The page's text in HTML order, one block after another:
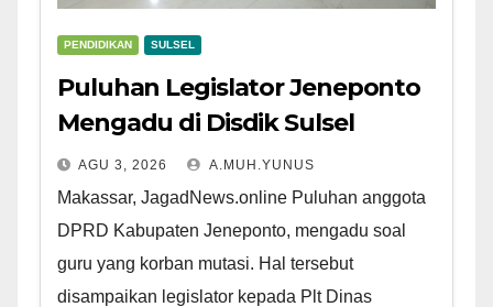
PENDIDIKAN SULSEL
Puluhan Legislator Jeneponto
Mengadu di Disdik Sulsel
AGU 3, 2026 A.MUH.YUNUS
Makassar, JagadNews.online Puluhan anggota
DPRD Kabupaten Jeneponto, mengadu soal
guru yang korban mutasi. Hal tersebut
disampaikan legislator kepada Plt Dinas